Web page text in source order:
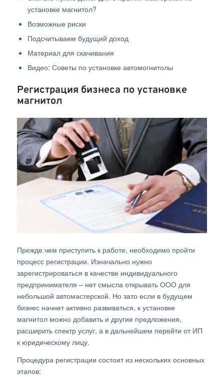
установке магнитол?
Возможные риски
Подсчитываем будущий доход
Материал для скачивания
Видео: Советы по установке автомогнитолы
Регистрация бизнеса по установке
магнитол
Прежде чем приступить к работе, необходимо пройти
процесс регистрации. Изначально нужно
зарегистрироваться в качестве индивидуального
предпринимателя – нет смысла открывать ООО для
небольшой автомастерской. Но зато если в будущем
бизнес начнет активно развиваться, к установке
магнитол можно добавить и другие предложения,
расширить спектр услуг, а в дальнейшем перейти от ИП
к юридическому лицу.
Процедура регистрации состоит из нескольких основных
этапов: